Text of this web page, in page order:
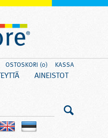
AINEISTOT
OSTOSKORI (0) KASSA